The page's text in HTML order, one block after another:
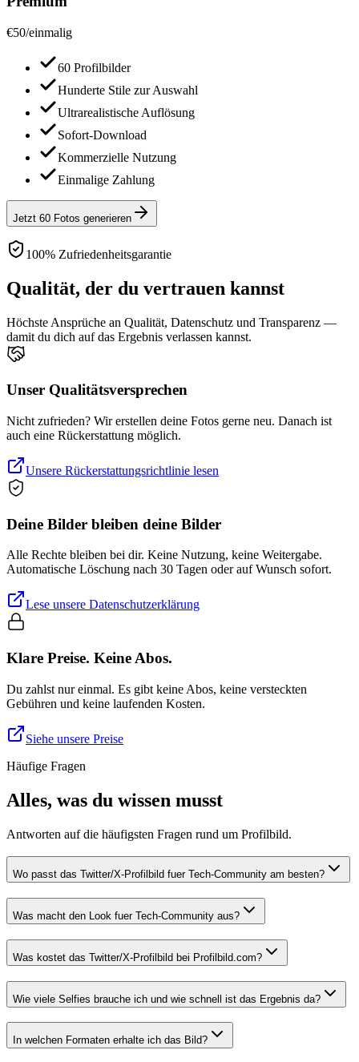
€50/einmalig
60 Profilbilder
Hunderte Stile zur Auswahl
Ultrarealistische Auflösung
Sofort-Download
Kommerzielle Nutzung
Einmalige Zahlung
Jetzt 60 Fotos generieren
100% Zufriedenheitsgarantie
Qualität, der du vertrauen kannst
Höchste Ansprüche an Qualität, Datenschutz und Transparenz —
damit du dich auf das Ergebnis verlassen kannst.
Unser Qualitätsversprechen
Nicht zufrieden? Wir erstellen deine Fotos gerne neu. Danach ist
auch eine Rückerstattung möglich.
Unsere Rückerstattungsrichtlinie lesen
Deine Bilder bleiben deine Bilder
Alle Rechte bleiben bei dir. Keine Nutzung, keine Weitergabe.
Automatische Löschung nach 30 Tagen oder auf Wunsch sofort.
Lese unsere Datenschutzerklärung
Klare Preise. Keine Abos.
Du zahlst nur einmal. Es gibt keine Abos, keine versteckten
Gebühren und keine laufenden Kosten.
Siehe unsere Preise
Häufige Fragen
Alles, was du wissen musst
Antworten auf die häufigsten Fragen rund um Profilbild.
Wo passt das Twitter/X-Profilbild fuer Tech-Community am besten?
Was macht den Look fuer Tech-Community aus?
Was kostet das Twitter/X-Profilbild bei Profilbild.com?
Wie viele Selfies brauche ich und wie schnell ist das Ergebnis da?
In welchen Formaten erhalte ich das Bild?